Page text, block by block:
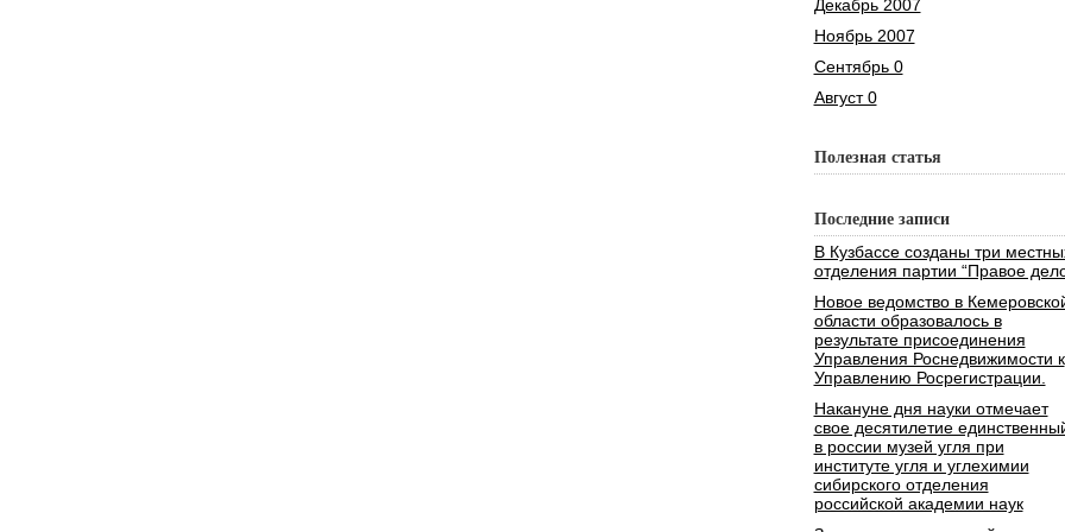
Декабрь 2007
Ноябрь 2007
Сентябрь 0
Август 0
Полезная статья
Последние записи
В Кузбассе созданы три
отделения партии “Правое
Новое ведомство в
области образовалось в
результате присоединения
Управления Роснедвижимости к
Управлению Росрегистрации.
Накануне дня науки отмечает
свое десятилетие
в россии музей угля при
институте угля и углехимии
сибирского отделения
российской академии наук